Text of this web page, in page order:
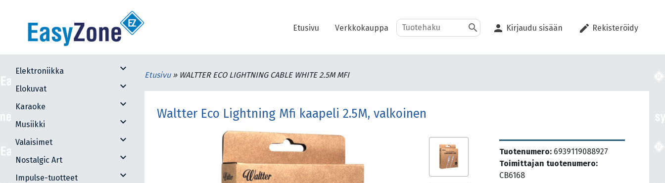
Etusivu Verkkokauppa search person Kirjaudu sisään edit Rekisteröidy
Etusivu »WALTTER ECO LIGHTNING CABLE WHITE 2.5M MFI
Waltter Eco Lightning Mfi kaapeli 2.5M, valkoinen
Tuotenumero: 6939119088927
Toimittajan tuotenumero:
CB6168
Elektroniikka expand_more
Elokuvat expand_more
Karaoke expand_more
Musiikki expand_more
Valaisimet expand_more
Nostalgic Art expand_more
Impulse-tuotteet expand_more